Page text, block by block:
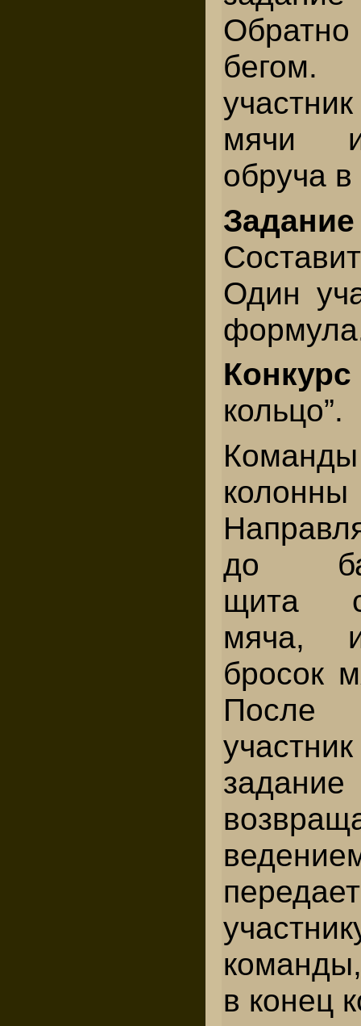
бегом.
мячи
обруча
Один
кольцо”.
до
щита
мяча,
бросок
После
в конец